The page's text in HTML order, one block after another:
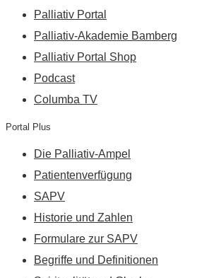
Palliativ Portal
Palliativ-Akademie Bamberg
Palliativ Portal Shop
Podcast
Columba TV
Portal Plus
Die Palliativ-Ampel
Patientenverfügung
SAPV
Historie und Zahlen
Formulare zur SAPV
Begriffe und Definitionen